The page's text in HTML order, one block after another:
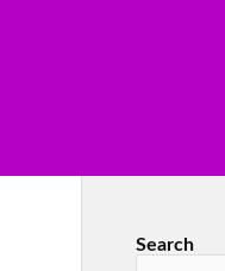
Search